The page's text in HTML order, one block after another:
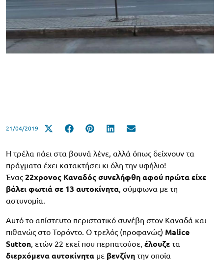
21/04/2019
Η τρέλα πάει στα βουνά λένε, αλλά όπως δείχνουν τα
πράγματα έχει κατακτήσει κι όλη την υφήλιο!
Ένας 22χρονος Καναδός συνελήφθη αφού πρώτα είχε
βάλει φωτιά σε 13 αυτοκίνητα, σύμφωνα με τη
αστυνομία.
Αυτό το απίστευτο περιστατικό συνέβη στον Καναδά και
πιθανώς στο Τορόντο. Ο τρελός (προφανώς) Malice
Sutton, ετών 22 εκεί που περπατούσε, έλουζε τα
διερχόμενα αυτοκίνητα με βενζίνη την οποία